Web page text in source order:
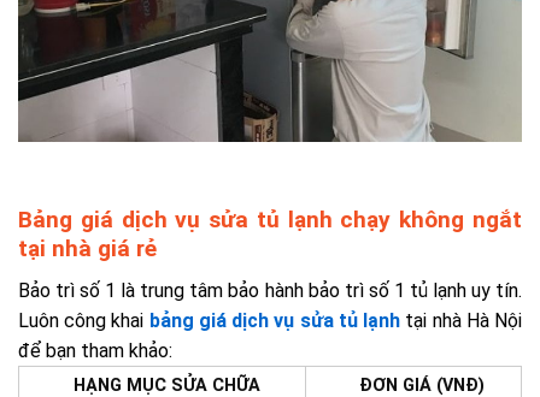
Bảng giá dịch vụ sửa tủ lạnh chạy không ngắt
tại nhà giá rẻ
Bảo trì số 1 là trung tâm bảo hành bảo trì số 1 tủ lạnhuy tín.
Luôn công khai bảng giá dịch vụ sửa tủ lạnh tại nhà Hà Nội
để bạn tham khảo:
HẠNG MỤC SỬA CHỮA
ĐƠN GIÁ (VNĐ)